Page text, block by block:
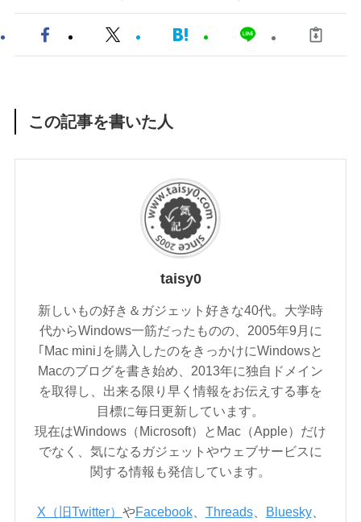
この記事を書いた人
taisy0
新しいもの好き＆ガジェット好きな40代。大学時
代からWindows一筋だったものの、2005年9月に
｢Mac mini｣を購入したのをきっかけにWindowsと
Macのブログを書き始め、2013年に独自ドメイン
を取得し、出来る限り早く情報をお伝えする事を
目標に毎日更新しています。
現在はWindows（Microsoft）とMac（Apple）だけ
でなく、気になるガジェットやウェブサービスに
関する情報も発信しています。
X（旧Twitter） やFacebook、 Threads、 Bluesky、